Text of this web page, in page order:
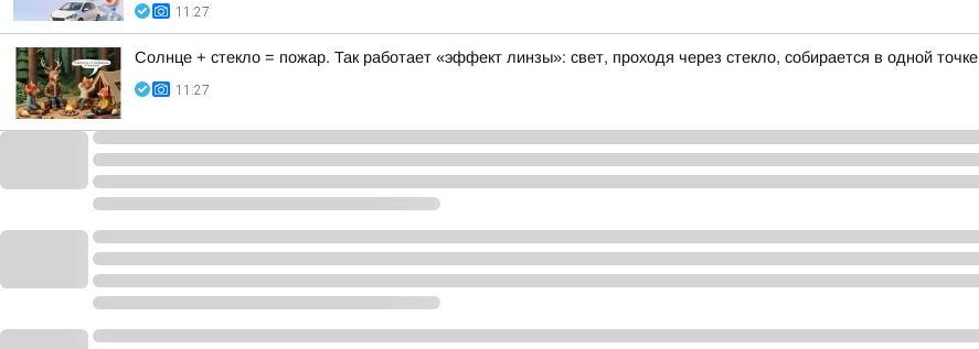
11:27
Солнце + стекло = пожар. Так работает «эффект линзы»: свет, проходя через стекло, собирается в одной точке
11:27